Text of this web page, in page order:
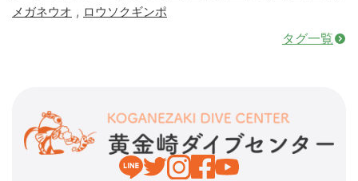
メガネウオ , ロウソクギンポ
タグ一覧